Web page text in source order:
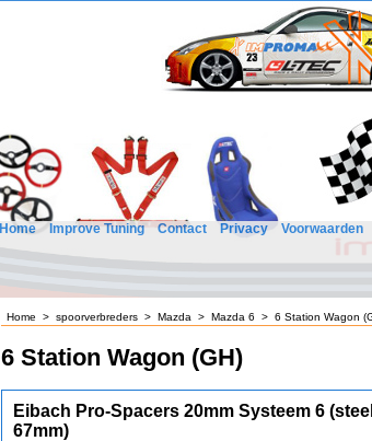
Home Improve Tuning Contact Privacy Voorwaarden
Home > spoorverbreders > Mazda > Mazda 6 > 6 Station Wagon
6 Station Wagon (GH)
Eibach Pro-Spacers 20mm Systeem 6
67mm)